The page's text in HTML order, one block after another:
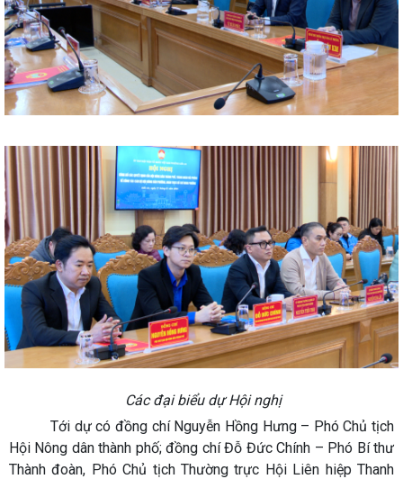
Các đại biểu dự Hội nghị
Tới dự có đồng chí Nguyễn Hồng Hưng – Phó Chủ tịch
Hội Nông dân thành phố; đồng chí Đỗ Đức Chính – Phó Bí thư
Thành đoàn, Phó Chủ tịch Thường trực Hội Liên hiệp Thanh